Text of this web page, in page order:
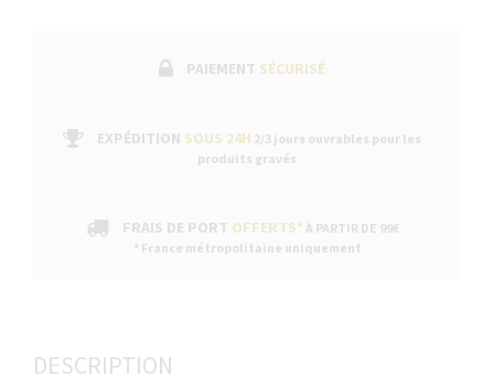
PAIEMENT SÉCURISÉ
EXPÉDITION SOUS 24H 2/3 jours ouvrables pour les
produits gravés
FRAIS DE PORT OFFERTS* À PARTIR DE 99€
* France métropolitaine uniquement
DESCRIPTION